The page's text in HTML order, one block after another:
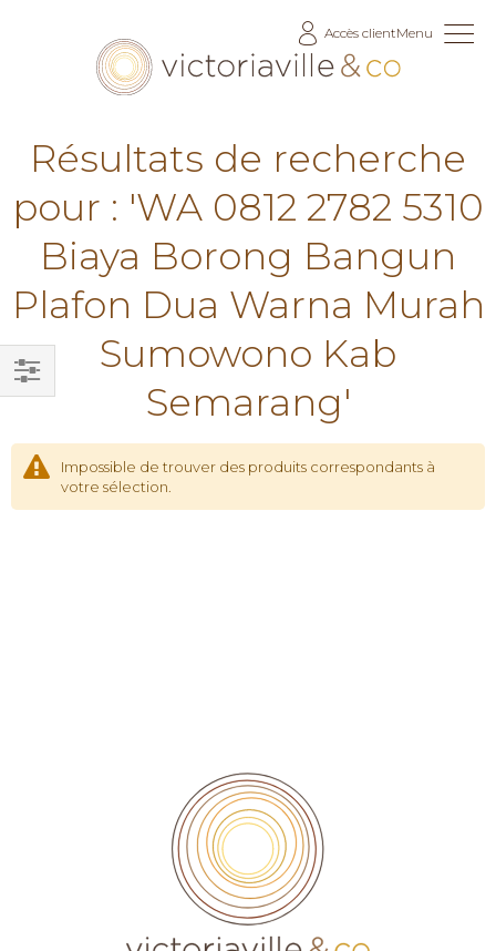
Accès clientMenu
Résultats de recherche
pour : 'WA 0812 2782 5310
Biaya Borong Bangun
Plafon Dua Warna Murah
Sumowono Kab
Semarang'
Impossible de trouver des produits correspondants à
votre sélection.
Filtrer